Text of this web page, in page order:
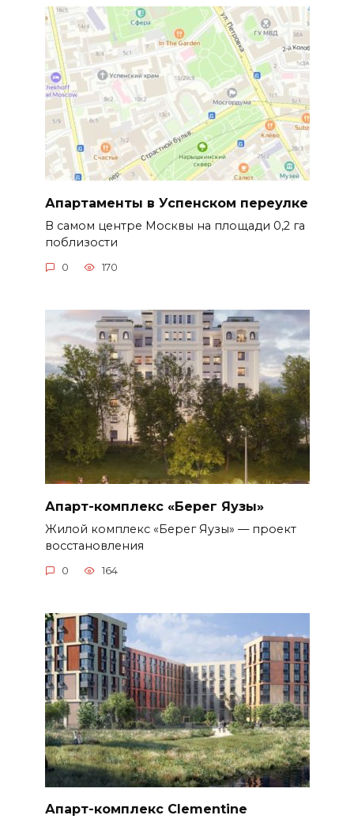
Апартаменты в Успенском переулке
В самом центре Москвы на площади 0,2 га
поблизости
0 170
Апарт-комплекс «Берег Яузы»
Жилой комплекс «Берег Яузы» — проект
восстановления
0 164
Апарт-комплекс Clementine